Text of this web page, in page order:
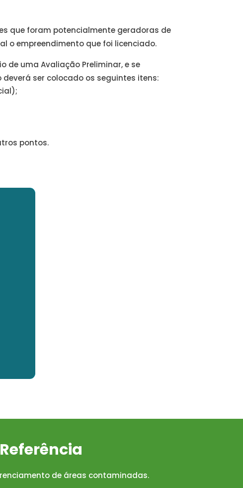
que foram potencialmente geradoras de
o empreendimento que foi licenciado.
de uma Avaliação Preliminar, e se
ser colocado os seguintes itens:
pontos.
de áreas contaminadas.